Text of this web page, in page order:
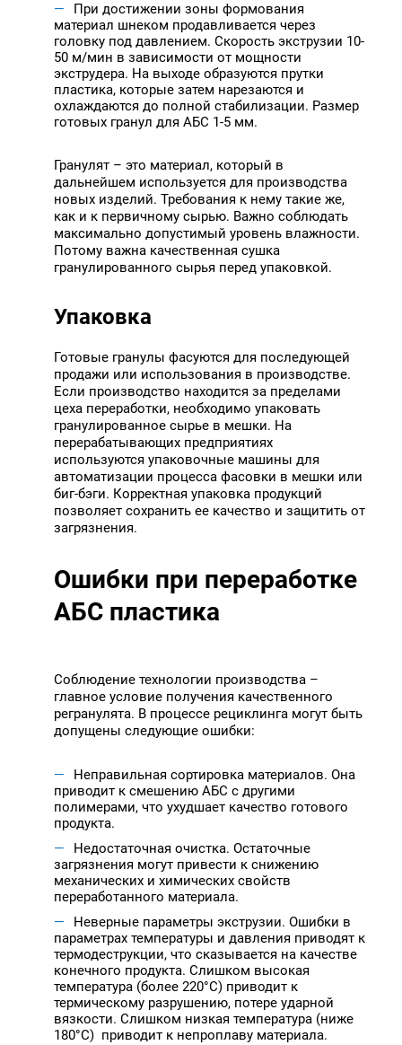
При достижении зоны формования
материал шнеком продавливается через
головку под давлением. Скорость экструзии 10-
50 м/мин в зависимости от мощности
экструдера. На выходе образуются прутки
пластика, которые затем нарезаются и
охлаждаются до полной стабилизации. Размер
готовых гранул для АБС 1-5 мм.
Гранулят – это материал, который в
дальнейшем используется для производства
новых изделий. Требования к нему такие же,
как и к первичному сырью. Важно соблюдать
максимально допустимый уровень влажности.
Потому важна качественная сушка
гранулированного сырья перед упаковкой.
Упаковка
Готовые гранулы фасуются для последующей
продажи или использования в производстве.
Если производство находится за пределами
цеха переработки, необходимо упаковать
гранулированное сырье в мешки. На
перерабатывающих предприятиях
используются упаковочные машины для
автоматизации процесса фасовки в мешки или
биг-бэги. Корректная упаковка продукций
позволяет сохранить ее качество и защитить от
загрязнения.
Ошибки при переработке
АБС пластика
Соблюдение технологии производства –
главное условие получения качественного
регранулята. В процессе рециклинга могут быть
допущены следующие ошибки:
Неправильная сортировка материалов. Она
приводит к смешению АБС с другими
полимерами, что ухудшает качество готового
продукта.
Недостаточная очистка. Остаточные
загрязнения могут привести к снижению
механических и химических свойств
переработанного материала.
Неверные параметры экструзии. Ошибки в
параметрах температуры и давления приводят к
термодеструкции, что сказывается на качестве
конечного продукта. Слишком высокая
температура (более 220°C) приводит к
термическому разрушению, потере ударной
вязкости. Слишком низкая температура (ниже
180°C) приводит к непроплаву материала.